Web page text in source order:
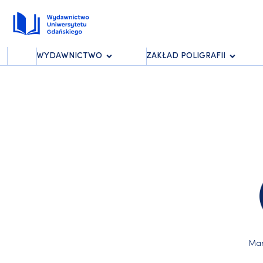
WYDAWNICTWO ZAKŁAD POLIGRAFII